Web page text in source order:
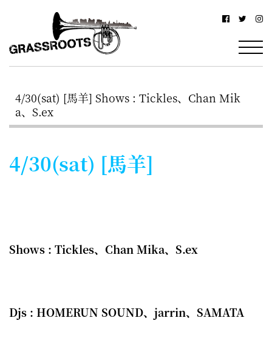
浜
グ
ス
ル
ー
ツ
Grassroots
駅
北
西
口
か
ら
徒
分・
町
に
4/30(sat) [馬羊] Shows : Tickles、Chan Mik
a、S.ex
4/30(sat) [馬羊]
Shows : Tickles、Chan Mika、S.ex
Djs : HOMERUN SOUND、jarrin、SAMATA